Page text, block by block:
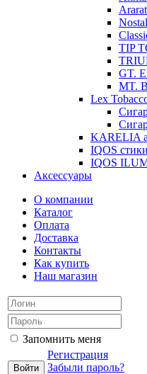
Ararat
TIP
GT.
MT.
Lex
KARELIA
IQOS стики
IQOS
Аксессуары
О компании
Каталог
Оплата
Доставка
Контакты
Как купить
Наш магазин
Запомнить меня
Регистрация
Забыли пароль?